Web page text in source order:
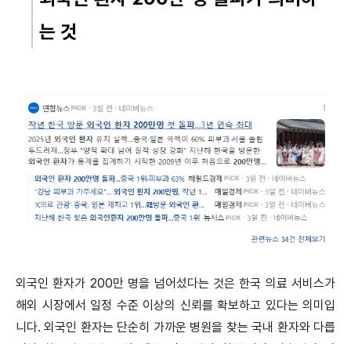
는 것
외국인 환자가 200만 명을 넘어섰다는 것은 한국 의료 서비스가
해외 시장에서 일정 수준 이상의 신뢰를 확보하고 있다는 의미입
니다. 외국인 환자는 단순히 가까운 병원을 찾는 국내 환자와 다릅